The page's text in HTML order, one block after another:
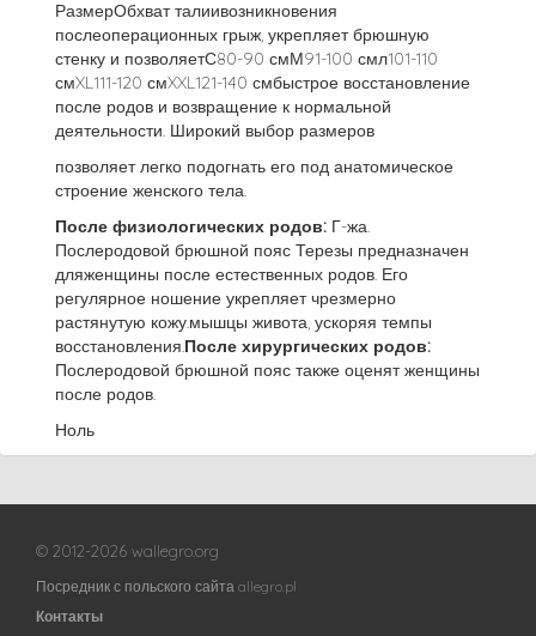
РазмерОбхват талиивозникновения
послеоперационных грыж, укрепляет брюшную
стенку и позволяетС80-90 смМ91-100 смл101-110
смXL111-120 смXXL121-140 смбыстрое восстановление
после родов и возвращение к нормальной
деятельности. Широкий выбор размеров
позволяет легко подогнать его под анатомическое
строение женского тела.
После физиологических родов: Г-жа.
Послеродовой брюшной пояс Терезы предназначен
дляженщины после естественных родов. Его
регулярное ношение укрепляет чрезмерно
растянутую кожу.мышцы живота, ускоряя темпы
восстановления.После хирургических родов:
Послеродовой брюшной пояс также оценят женщины
после родов.
Ноль
© 2012-2026 wallegro.org
Посредник с польского сайта allegro.pl
Контакты